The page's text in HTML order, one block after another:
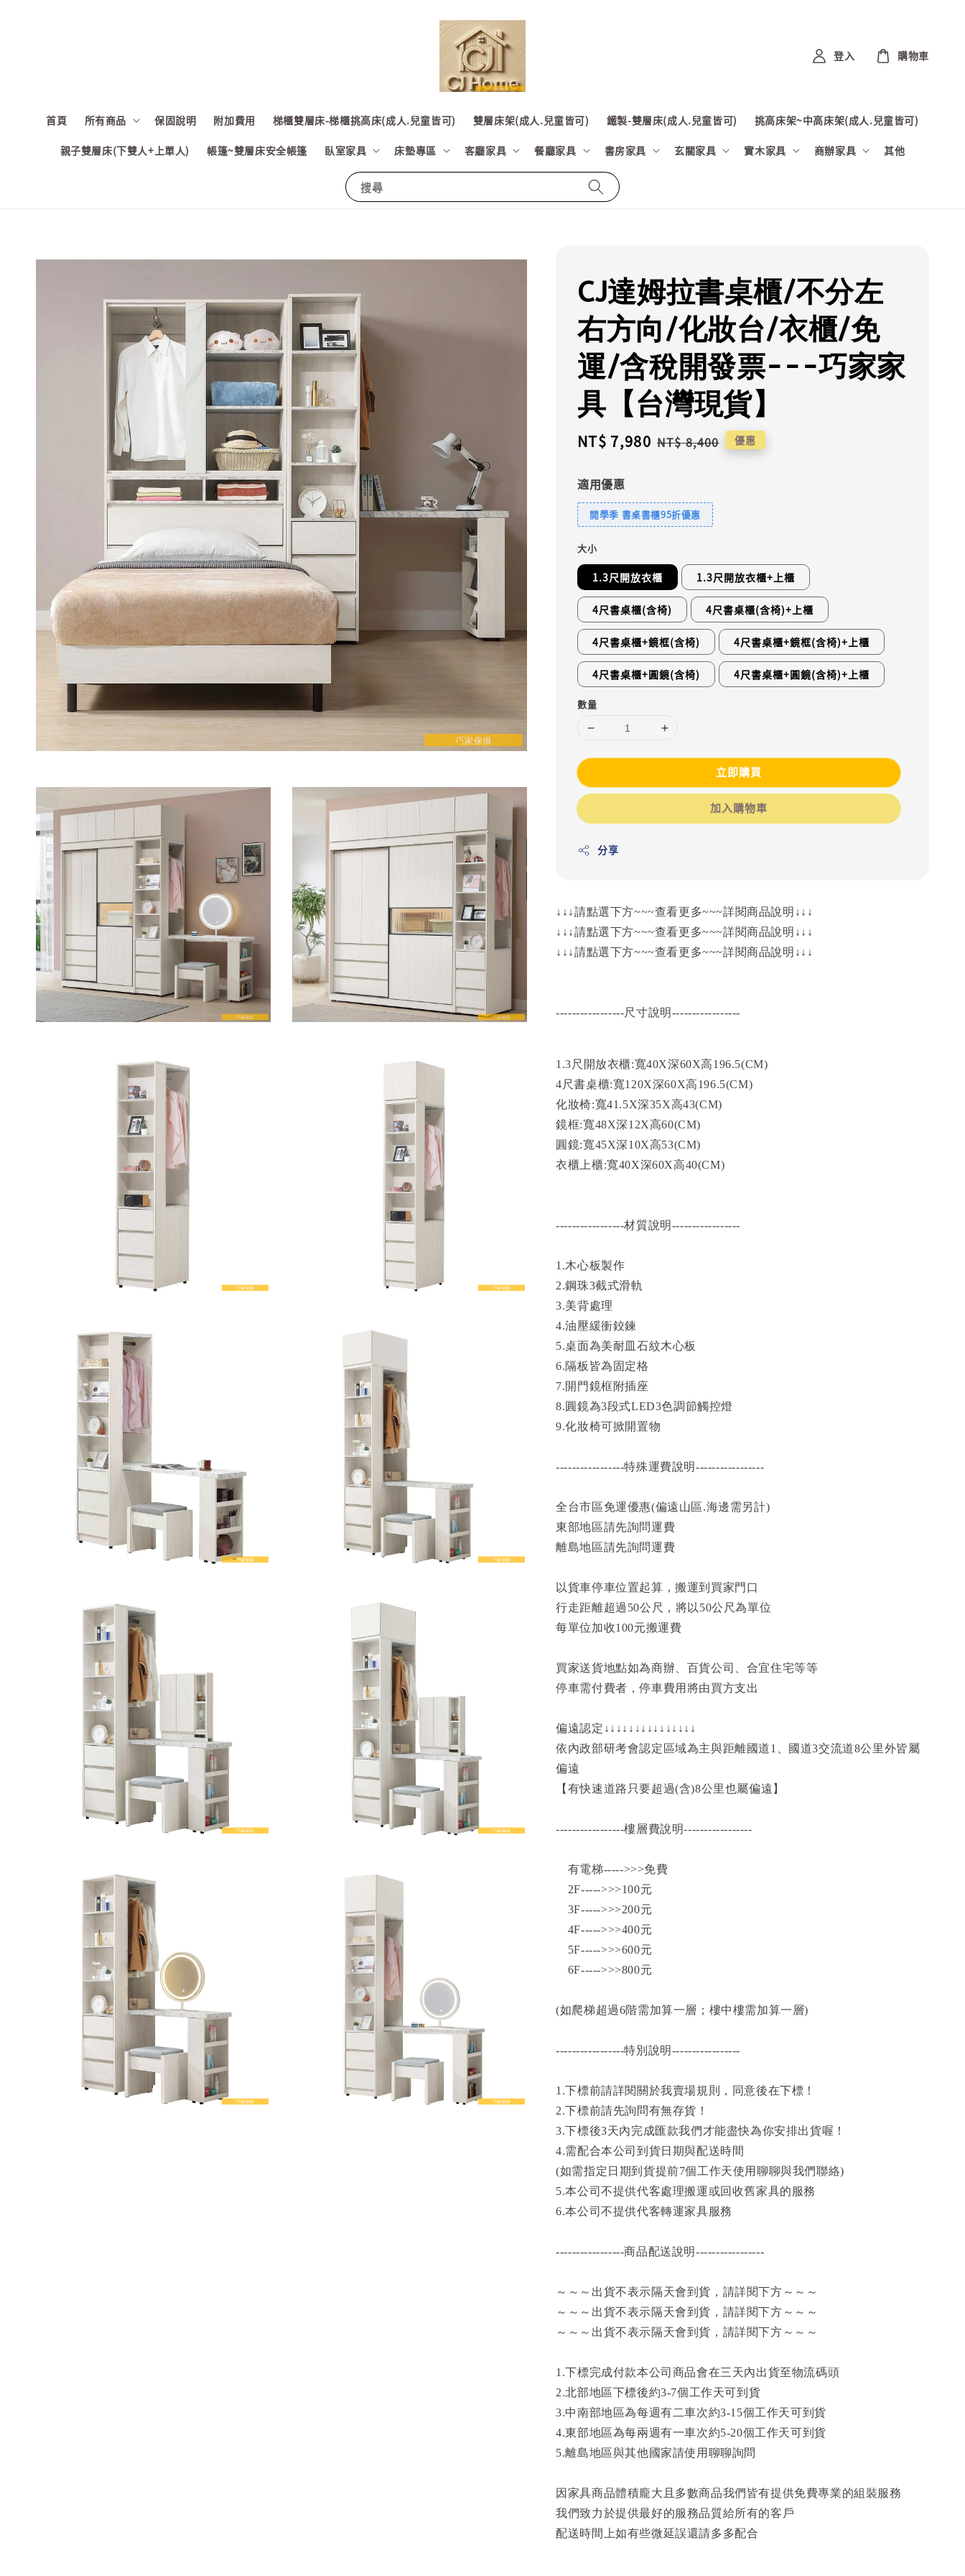
搜尋
首頁 所有商品 保固說明 附加費用 梯櫃雙層床-梯櫃挑高床(成人.兒童皆可) 雙層床架(成人.兒童皆可) 鐵製-雙層床(成人.兒童皆可) 挑高床架~中高床架(成人.兒童皆可)
親子雙層床(下雙人+上單人) 帳篷~雙層床安全帳篷 臥室家具 床墊專區 客廳家具 餐廳家具 書房家具 玄關家具 實木家具 商辦家具 其他
登入 購物車
CJ達姆拉書桌櫃/不分左
右方向/化妝台/衣櫃/免
運/含稅開發票---巧家家
具【台灣現貨】
Sale
NT$ 7,980 Regular
NT$ 8,400 優惠
適用優惠
開學季 書桌書櫃95折優惠
大小
1.3尺開放衣櫃 1.3尺開放衣櫃+上櫃
4尺書桌櫃(含椅) 4尺書桌櫃(含椅)+上櫃
4尺書桌櫃+鏡框(含椅) 4尺書桌櫃+鏡框(含椅)+上櫃
4尺書桌櫃+圓鏡(含椅) 4尺書桌櫃+圓鏡(含椅)+上櫃
數量
立即購買
加入購物車
分享
↓↓↓請點選下方~~~查看更多~~~詳閱商品說明↓↓↓
↓↓↓請點選下方~~~查看更多~~~詳閱商品說明↓↓↓
↓↓↓請點選下方~~~查看更多~~~詳閱商品說明↓↓↓
-----------------尺寸說明-----------------
1.3尺開放衣櫃:寬40X深60X高196.5(CM)
4尺書桌櫃:寬120X深60X高196.5(CM)
化妝椅:寬41.5X深35X高43(CM)
鏡框:寬48X深12X高60(CM)
圓鏡:寬45X深10X高53(CM)
衣櫃上櫃:寬40X深60X高40(CM)
-----------------材質說明-----------------
1.木心板製作
2.鋼珠3截式滑軌
3.美背處理
4.油壓緩衝鉸鍊
5.桌面為美耐皿石紋木心板
6.隔板皆為固定格
7.開門鏡框附插座
8.圓鏡為3段式LED3色調節觸控燈
9.化妝椅可掀開置物
-----------------特殊運費說明-----------------
全台市區免運優惠(偏遠山區.海邊需另計)
東部地區請先詢問運費
離島地區請先詢問運費
以貨車停車位置起算，搬運到買家門口
行走距離超過50公尺，將以50公尺為單位
每單位加收100元搬運費
買家送貨地點如為商辦、百貨公司、合宜住宅等等
停車需付費者，停車費用將由買方支出
偏遠認定↓↓↓↓↓↓↓↓↓↓↓↓↓↓↓
依內政部研考會認定區域為主與距離國道1、國道3交流道8公里外皆屬
偏遠
【有快速道路只要超過(含)8公里也屬偏遠】
-----------------樓層費說明-----------------
有電梯----->>>免費
2F----->>>100元
3F----->>>200元
4F----->>>400元
5F----->>>600元
6F----->>>800元
(如爬梯超過6階需加算一層；樓中樓需加算一層)
-----------------特別說明-----------------
1.下標前請詳閱關於我賣場規則，同意後在下標！
2.下標前請先詢問有無存貨！
3.下標後3天內完成匯款我們才能盡快為你安排出貨喔！
4.需配合本公司到貨日期與配送時間
(如需指定日期到貨提前7個工作天使用聊聊與我們聯絡)
5.本公司不提供代客處理搬運或回收舊家具的服務
6.本公司不提供代客轉運家具服務
-----------------商品配送說明-----------------
～～～出貨不表示隔天會到貨，請詳閱下方～～～
～～～出貨不表示隔天會到貨，請詳閱下方～～～
～～～出貨不表示隔天會到貨，請詳閱下方～～～
1.下標完成付款本公司商品會在三天內出貨至物流碼頭
2.北部地區下標後約3-7個工作天可到貨
3.中南部地區為每週有二車次約3-15個工作天可到貨
4.東部地區為每兩週有一車次約5-20個工作天可到貨
5.離島地區與其他國家請使用聊聊詢問
因家具商品體積龐大且多數商品我們皆有提供免費專業的組裝服務
我們致力於提供最好的服務品質給所有的客戶
配送時間上如有些微延誤還請多多配合